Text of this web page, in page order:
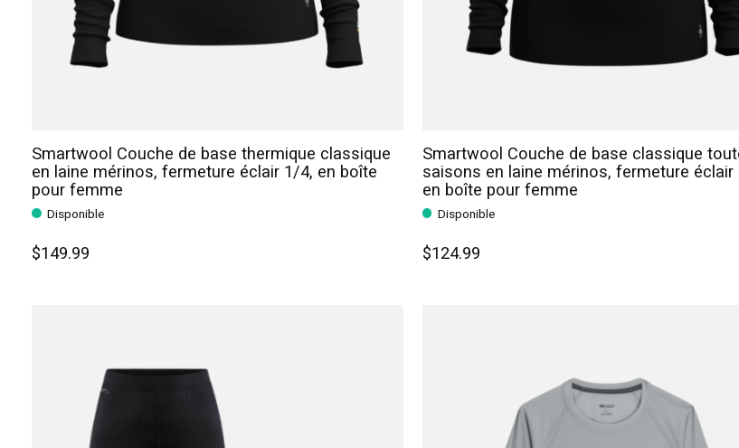
Smartwool Couche de base thermique classique
en laine mérinos, fermeture éclair 1/4, en boîte
pour femme
Disponible
$149.99
Smartwool Couche de base classique
saisons en laine mérinos, fermeture éclair
en boîte pour femme
Disponible
$124.99